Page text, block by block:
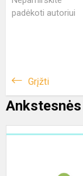
padėkoti autoriui
Grįžti